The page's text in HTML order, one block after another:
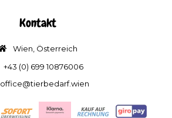
Kontakt
Wien, Österreich
+43 (0) 699 10876006
office@tierbedarf.wien